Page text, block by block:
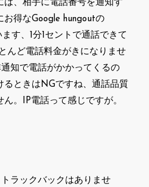
は、相手に電話番号を通知す
お得なGoogle hungoutの
す、1分1セントで通話できて
んど電話料金がきになりませ
知で電話がかかってくるの
るときはNGですね、通話品質
。IP電話って感じですが。
ラックバックはありませ